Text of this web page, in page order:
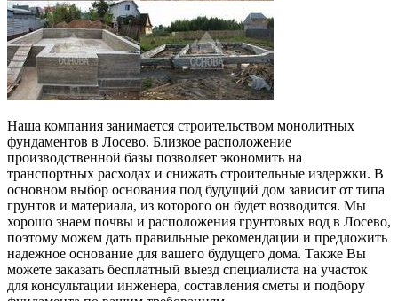
Наша компания занимается строительством монолитных
фундаментов в Лосево. Близкое расположение
производственной базы позволяет экономить на
транспортных расходах и снижать строительные издержки. В
основном выбор основания под будущий дом зависит от типа
грунтов и материала, из которого он будет возводится. Мы
хорошо знаем почвы и расположения грунтовых вод в Лосево,
поэтому можем дать правильные рекомендации и предложить
надежное основание для вашего будущего дома. Также Вы
можете заказать бесплатный выезд специалиста на участок
для консультации инженера, составления сметы и подбору